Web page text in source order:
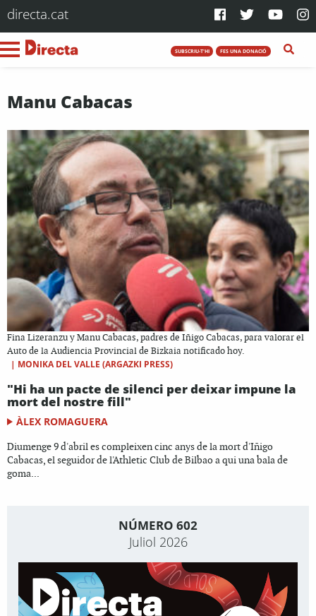
directa.cat
SUBSCRIU-T'HI FES UNA DONACIÓ
Manu Cabacas
Fina Lizeranzu y Manu Cabacas, padres de Iñigo Cabacas, para valorar el
Auto de la Audiencia Provincial de Bizkaia notificado hoy.
| MONIKA DEL VALLE (ARGAZKI PRESS)
"Hi ha un pacte de silenci per deixar impune la
mort del nostre fill"
ÀLEX ROMAGUERA
Diumenge 9 d'abril es compleixen cinc anys de la mort d'Iñigo
Cabacas, el seguidor de l'Athletic Club de Bilbao a qui una bala de
goma...
NÚMERO 602
Juliol 2026